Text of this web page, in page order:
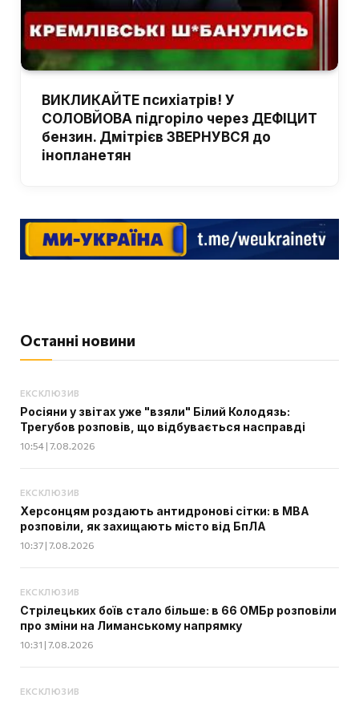
ВИКЛИКАЙТЕ психіатрів! У
СОЛОВЙОВА підгоріло через ДЕФІЦИТ
бензин. Дмітрієв ЗВЕРНУВСЯ до
інопланетян
Останні новини
ЕКСКЛЮЗИВ
Росіяни у звітах уже "взяли" Білий Колодязь:
Трегубов розповів, що відбувається насправді
10:54 | 7.08.2026
ЕКСКЛЮЗИВ
Херсонцям роздають антидронові сітки: в МВА
розповіли, як захищають місто від БпЛА
10:37 | 7.08.2026
ЕКСКЛЮЗИВ
Стрілецьких боїв стало більше: в 66 ОМБр розповіли
про зміни на Лиманському напрямку
10:31 | 7.08.2026
ЕКСКЛЮЗИВ